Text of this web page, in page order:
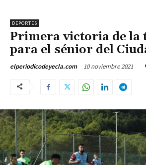
DEPORTES
Primera victoria de la
para el sénior del
elperiodicodeyecla.com 10 noviembre 2021